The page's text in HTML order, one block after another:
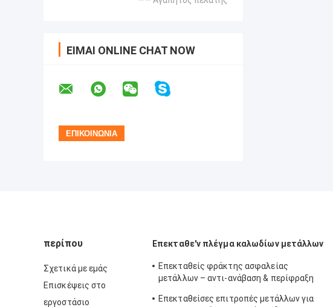
ΕΊΜΑΙ ONLINE CHAT NOW
περίπου
Σχετικά με εμάς
Επισκέψεις στο
εργοστάσιο
Επεκταθε'ν πλέγμα καλωδίων μετάλλων
Επεκταθείς φράκτης ασφαλείας
μετάλλων – αντι-ανάβαση & περίφραξη
Επεκταθείσες επιτροπές μετάλλων για